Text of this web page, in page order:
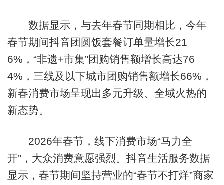
数据显示，与去年春节同期相比，今年
春节期间抖音团圆饭套餐订单量增长21
6%，“非遗+市集”团购销售额增长高达76
4%，三线及以下城市团购销售额增长66%，
新春消费市场呈现出多元升级、全域火热的
新态势。
2026年春节，线下消费市场“马力全
开”，大众消费意愿强烈。抖音生活服务数据
显示，春节期间坚持营业的“春节不打烊”商家